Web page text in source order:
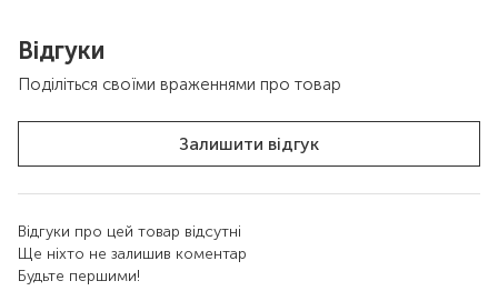
Відгуки
Поділіться своїми враженнями про товар
Залишити відгук
Відгуки про цей товар відсутні
Ще ніхто не залишив коментар
Будьте першими!